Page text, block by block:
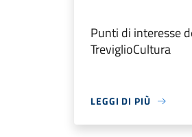
Punti di interesse
TreviglioCultura
LEGGI DI PIÙ